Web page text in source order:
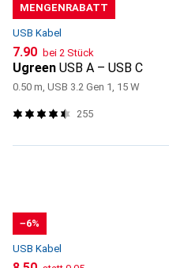
MENGENRABATT
USB Kabel
CHF
7.90 bei 2 Stück
Ugreen USB A – USB C
0.50 m, USB 3.2 Gen 1, 15 W
255
−6%
USB Kabel
CHF